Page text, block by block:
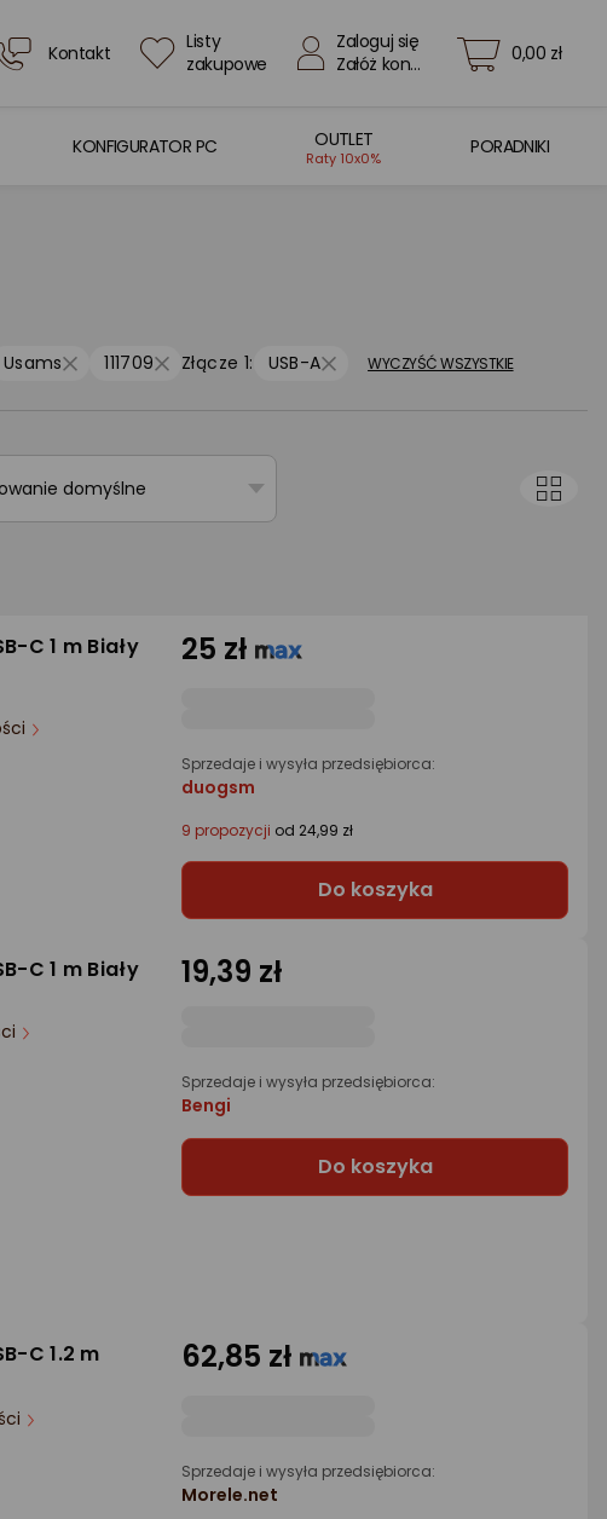
Kontakt
Listy
zakupowe
Zaloguj się
Załóż konto
0,00 zł
KONFIGURATOR PC OUTLET
Raty 10x0%
PORADNIKI
Usams 111709 Złącze 1: USB-A WYCZYŚĆ WSZYSTKIE
domyślne
C 1 m Biały 25 zł
Sprzedaje i wysyła przedsiębiorca:
duogsm
9 propozycji od 24,99 zł
Do koszyka
C 1 m Biały 19,39 zł
Sprzedaje i wysyła przedsiębiorca:
Bengi
Do koszyka
C 1.2 m 62,85 zł
Sprzedaje i wysyła przedsiębiorca:
Morele.net